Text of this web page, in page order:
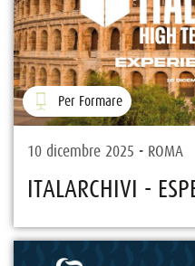
Per Formare
10 dicembre 2025 - ROMA
ITALARCHIVI -